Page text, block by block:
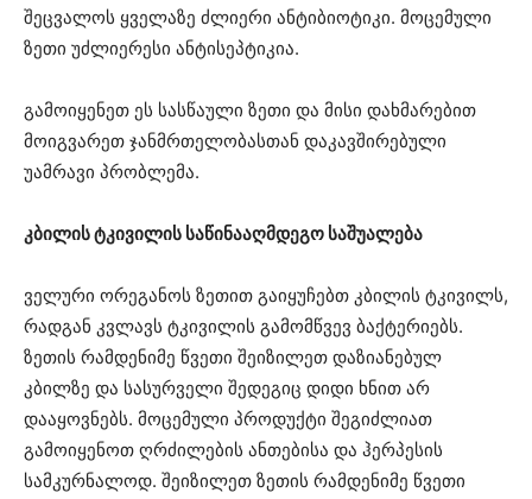
შეცვალოს ყველაზე ძლიერი ანტიბიოტიკი. მოცემული
ზეთი უძლიერესი ანტისეპტიკია.
გამოიყენეთ ეს სასწაული ზეთი და მისი დახმარებით
მოიგვარეთ ჯანმრთელობასთან დაკავშირებული
უამრავი პრობლემა.
კბილის ტკივილის საწინააღმდეგო საშუალება
ველური ორეგანოს ზეთით გაიყუჩებთ კბილის ტკივილს,
რადგან კვლავს ტკივილის გამომწვევ ბაქტერიებს.
ზეთის რამდენიმე წვეთი შეიზილეთ დაზიანებულ
კბილზე და სასურველი შედეგიც დიდი ხნით არ
დააყოვნებს. მოცემული პროდუქტი შეგიძლიათ
გამოიყენოთ ღრძილების ანთებისა და ჰერპესის
სამკურნალოდ. შეიზილეთ ზეთის რამდენიმე წვეთი